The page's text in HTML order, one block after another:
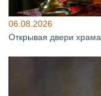
06.08.2026
Открывая двери храма